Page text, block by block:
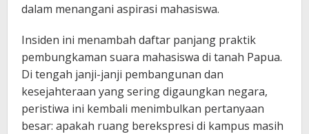
dalam menangani aspirasi mahasiswa.
Insiden ini menambah daftar panjang praktik
pembungkaman suara mahasiswa di tanah Papua.
Di tengah janji-janji pembangunan dan
kesejahteraan yang sering digaungkan negara,
peristiwa ini kembali menimbulkan pertanyaan
besar: apakah ruang berekspresi di kampus masih